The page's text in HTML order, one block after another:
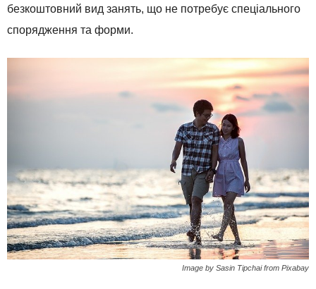
безкоштовний вид занять, що не потребує спеціального
спорядження та форми.
Image by Sasin Tipchai from Pixabay